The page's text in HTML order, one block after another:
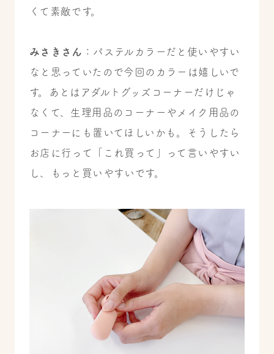
くて素敵です。
みさきさん ：パステルカラーだと使いやすい
なと思っていたので今回のカラーは嬉しいで
す。あとはアダルトグッズコーナーだけじゃ
なくて、生理用品のコーナーやメイク用品の
コーナーにも置いてほしいかも。そうしたら
お店に行って「これ買って」って言いやすい
し、もっと買いやすいです。